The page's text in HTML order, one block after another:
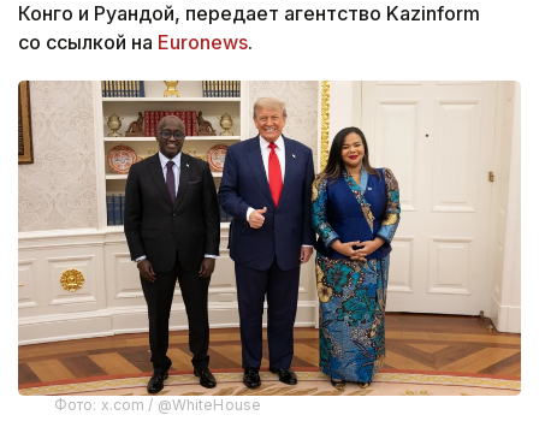
Конго и Руандой, передает агентство Kazinform
со ссылкой на Euronews.
Фото: x.com / @WhiteHouse